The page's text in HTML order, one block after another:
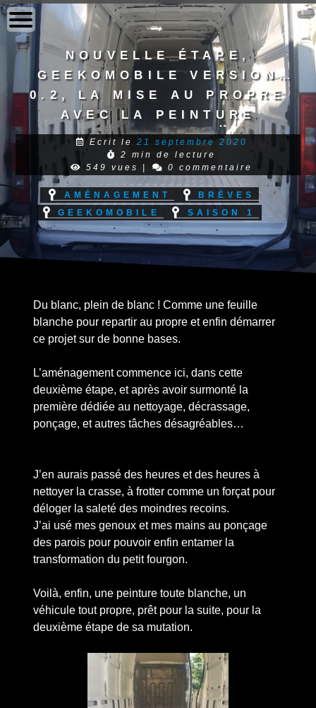
to
content
Aménagement
Brèves
Geekomobile
Saison 1
Nouvelle étape,
Geekomobile version
0.2, la mise au propre
avec la peinture
blanche
Ecrit le 21 septembre 2020
2 min de lecture
549 vues
0 commentaire
Du blanc, plein de blanc ! Comme une feuille
blanche pour repartir au propre et enfin démarrer
ce projet sur de bonne bases.
L’aménagement commence ici, dans cette
deuxième étape, et après avoir surmonté la
première dédiée au nettoyage, décrassage,
ponçage, et autres tâches désagréables…
J’en aurais passé des heures et des heures à
nettoyer la crasse, à frotter comme un forçat pour
déloger la saleté des moindres recoins.
J’ai usé mes genoux et mes mains au ponçage
des parois pour pouvoir enfin entamer la
transformation du petit fourgon.
Voilà, enfin, une peinture toute blanche, un
véhicule tout propre, prêt pour la suite, pour la
deuxième étape de sa mutation.